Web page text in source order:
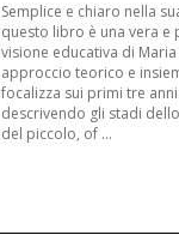
Semplice e chiaro nella
questo libro è una vera e
visione educativa di
approccio teorico e
focalizza sui primi tre
descrivendo gli stadi
del piccolo, of ...